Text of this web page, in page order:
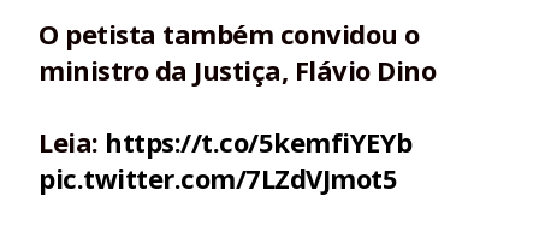
O petista também convidou o
ministro da Justiça, Flávio Dino
Leia: https://t.co/5kemfiYEYb
pic.twitter.com/7LZdVJmot5